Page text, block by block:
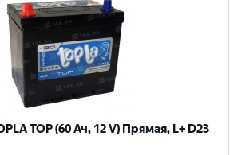
TOP (60 Ач, 12 V) Прямая, L+ D23